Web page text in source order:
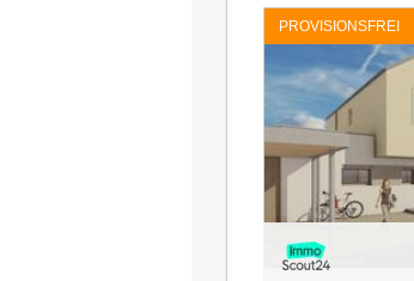
PROVISIONSFREI